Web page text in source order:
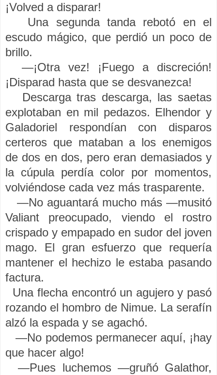
¡Volved a disparar!
Una segunda tanda rebotó en el
escudo mágico, que perdió un poco de
brillo.
—¡Otra vez! ¡Fuego a discreción!
¡Disparad hasta que se desvanezca!
Descarga tras descarga, las saetas
explotaban en mil pedazos. Elhendor y
Galadoriel respondían con disparos
certeros que mataban a los enemigos
de dos en dos, pero eran demasiados y
la cúpula perdía color por momentos,
volviéndose cada vez más trasparente.
—No aguantará mucho más —musitó
Valiant preocupado, viendo el rostro
crispado y empapado en sudor del joven
mago. El gran esfuerzo que requería
mantener el hechizo le estaba pasando
factura.
Una flecha encontró un agujero y pasó
rozando el hombro de Nimue. La serafín
alzó la espada y se agachó.
—No podemos permanecer aquí, ¡hay
que hacer algo!
—Pues luchemos —gruñó Galathor,